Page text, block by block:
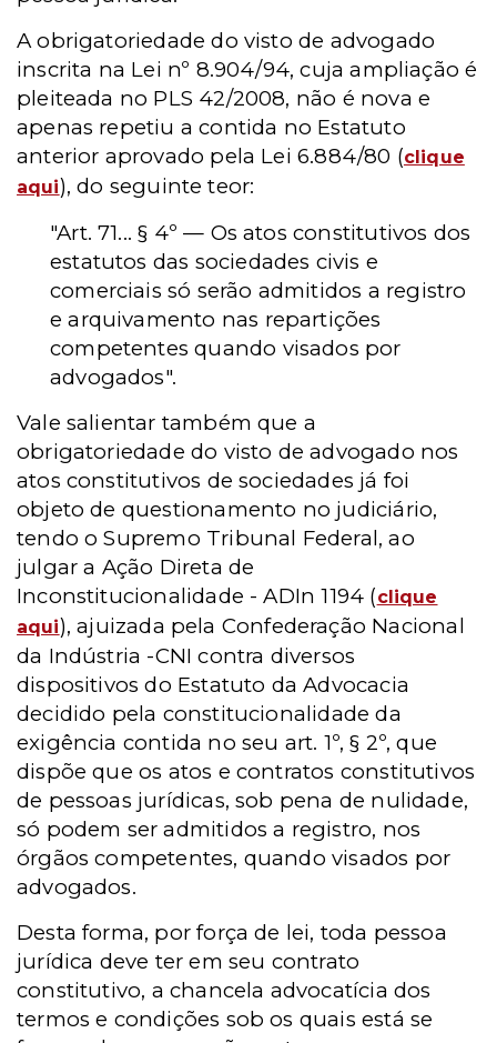
A obrigatoriedade do visto de advogado
inscrita na Lei nº 8.904/94, cuja ampliação é
pleiteada no PLS 42/2008, não é nova e
apenas repetiu a contida no Estatuto
anterior aprovado pela Lei 6.884/80 (clique
aqui), do seguinte teor:
"Art. 71... § 4º — Os atos constitutivos dos
estatutos das sociedades civis e
comerciais só serão admitidos a registro
e arquivamento nas repartições
competentes quando visados por
advogados".
Vale salientar também que a
obrigatoriedade do visto de advogado nos
atos constitutivos de sociedades já foi
objeto de questionamento no judiciário,
tendo o Supremo Tribunal Federal, ao
julgar a Ação Direta de
Inconstitucionalidade - ADIn 1194 (clique
aqui), ajuizada pela Confederação Nacional
da Indústria -CNI contra diversos
dispositivos do Estatuto da Advocacia
decidido pela constitucionalidade da
exigência contida no seu art. 1º, § 2º, que
dispõe que os atos e contratos constitutivos
de pessoas jurídicas, sob pena de nulidade,
só podem ser admitidos a registro, nos
órgãos competentes, quando visados por
advogados.
Desta forma, por força de lei, toda pessoa
jurídica deve ter em seu contrato
constitutivo, a chancela advocatícia dos
termos e condições sob os quais está se